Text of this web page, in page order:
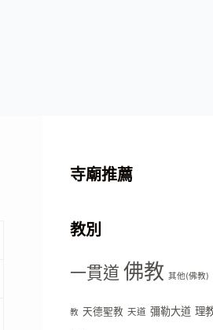
寺廟推薦
教別
一貫道 佛教 其他(佛教)
教 天德聖教 天道 彌勒大道 理